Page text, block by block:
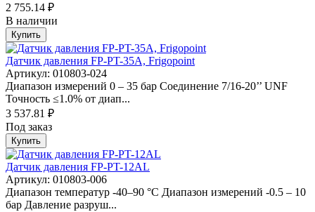
2 755.14 ₽
В наличии
Купить
Датчик давления FP-PT-35A, Frigopoint
Артикул: 010803-024
Диапазон измерений 0 – 35 бар Соединение 7/16-20’’ UNF
Точность ≤1.0% от диап...
3 537.81 ₽
Под заказ
Купить
Датчик давления FP-PT-12AL
Артикул: 010803-006
Диапазон температур -40–90 °С Диапазон измерений -0.5 – 10
бар Давление разруш...